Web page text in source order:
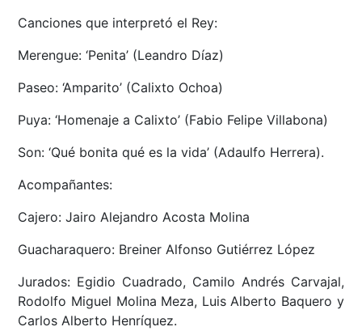
Canciones que interpretó el Rey:
Merengue: ‘Penita’ (Leandro Díaz)
Paseo: ‘Amparito’ (Calixto Ochoa)
Puya: ‘Homenaje a Calixto’ (Fabio Felipe Villabona)
Son: ‘Qué bonita qué es la vida’ (Adaulfo Herrera).
Acompañantes:
Cajero: Jairo Alejandro Acosta Molina
Guacharaquero: Breiner Alfonso Gutiérrez López
Jurados: Egidio Cuadrado, Camilo Andrés Carvajal,
Rodolfo Miguel Molina Meza, Luis Alberto Baquero y
Carlos Alberto Henríquez.